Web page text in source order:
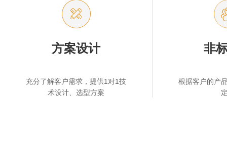
方案设计
充分了解客户需求，提供1对1技
术设计、选型方案
非
根据客户的产